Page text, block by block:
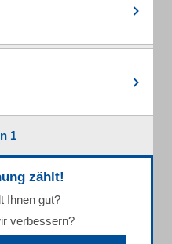
1
zählt!
Ihnen gut?
verbessern?